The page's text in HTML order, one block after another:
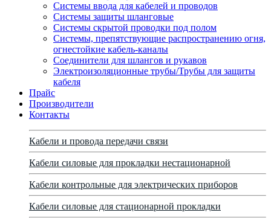
Системы ввода для кабелей и проводов
Системы защиты шланговые
Системы скрытой проводки под полом
Системы, препятствующие распространению огня,
огнестойкие кабель-каналы
Соединители для шлангов и рукавов
Электроизоляционные трубы/Трубы для защиты
кабеля
Прайс
Производители
Контакты
Кабели и провода передачи связи
Кабели силовые для прокладки нестационарной
Кабели контрольные для электрических приборов
Кабели силовые для стационарной прокладки